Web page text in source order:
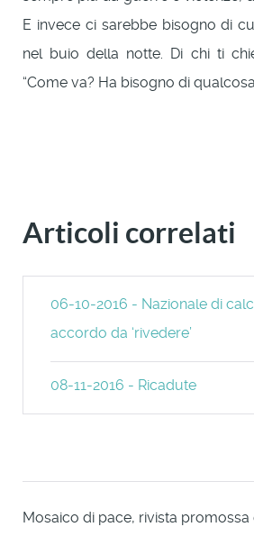
E invece ci sarebbe bisogno di
nel buio della notte. Di chi ti
“Come va? Ha bisogno di
Articoli correlati
06-10-2016 - Nazionale di
accordo da ‘rivedere’
08-11-2016 - Ricadute
Mosaico di pace, rivista promossa